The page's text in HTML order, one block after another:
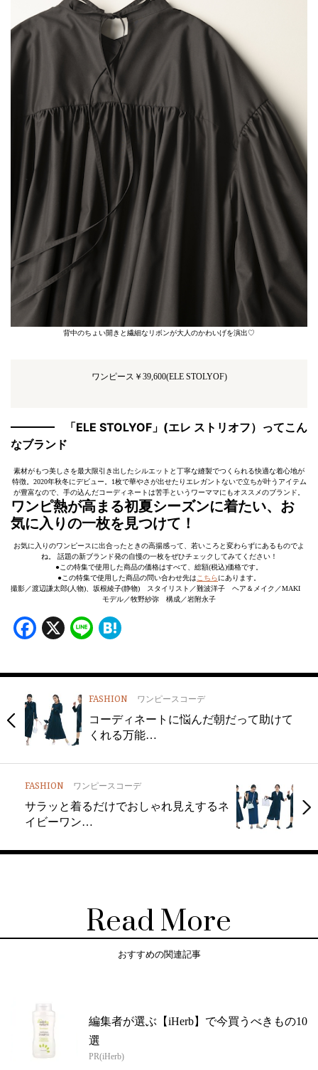
背中のちょい開きと繊細なリボンが大人のかわいげを演出♡
ワンピース￥39,600(ELE STOLYOF)
「ELE STOLYOF」(エレ ストリオフ）ってこん
なブランド
素材がもつ美しさを最大限引き出したシルエットと丁寧な縫製でつくられる快適な着心地が
特徴。2020年秋冬にデビュー。1枚で華やさが出せたりエレガントないで立ちが叶うアイテム
が豊富なので、手の込んだコーディネートは苦手というワーママにもオススメのブランド。
ワンピ熱が高まる初夏シーズンに着たい、お
気に入りの一枚を見つけて！
お気に入りのワンピースに出合ったときの高揚感って、若いころと変わらずにあるものでよ
ね。 話題の新ブランド発の自慢の一枚をぜひチェックしてみてください！
●この特集で使用した商品の価格はすべて、総額(税込)価格です。
●この特集で使用した商品の問い合わせ先は こちらにあります。
撮影／渡辺謙太郎(人物)、坂根綾子(静物) スタイリスト／難波洋子 ヘア＆メイク／MAKI
モデル／牧野紗弥 構成／岩附永子
Facebook
X Line
FASHION ワンピースコーデ
コーディネートに悩んだ朝だって助けて
くれる万能…
FASHION ワンピースコーデ
サラッと着るだけでおしゃれ見えするネ
イビーワン…
Read More
おすすめの関連記事
編集者が選ぶ【iHerb】で今買うべきもの10
選
PR(iHerb)